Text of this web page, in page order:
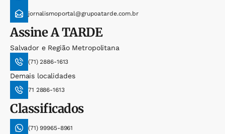
jornalismoportal@grupoatarde.com.br
AssineA TARDE
Salvador e Região Metropolitana
(71) 2886-1613
Demais localidades
71 2886-1613
Classificados
(71) 99965-8961